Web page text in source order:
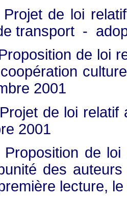
de loi relatif
transport -
de loi
2001
de loi relatif
2001
de loi
des
lecture,